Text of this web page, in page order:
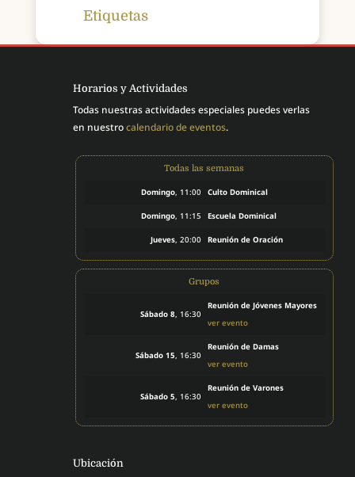
Etiquetas
Horarios y Actividades
Todas nuestras actividades especiales puedes verlas
en nuestrocalendario de eventos.
Todas las semanas
Domingo, 11:00 Culto Dominical
Domingo, 11:15 Escuela Dominical
Jueves, 20:00 Reunión de Oración
Grupos
Sábado 8, 16:30
Reunión de Jóvenes Mayores
ver evento
Sábado 15, 16:30
Reunión de Damas
ver evento
Sábado 5, 16:30
Reunión de Varones
ver evento
Ubicación